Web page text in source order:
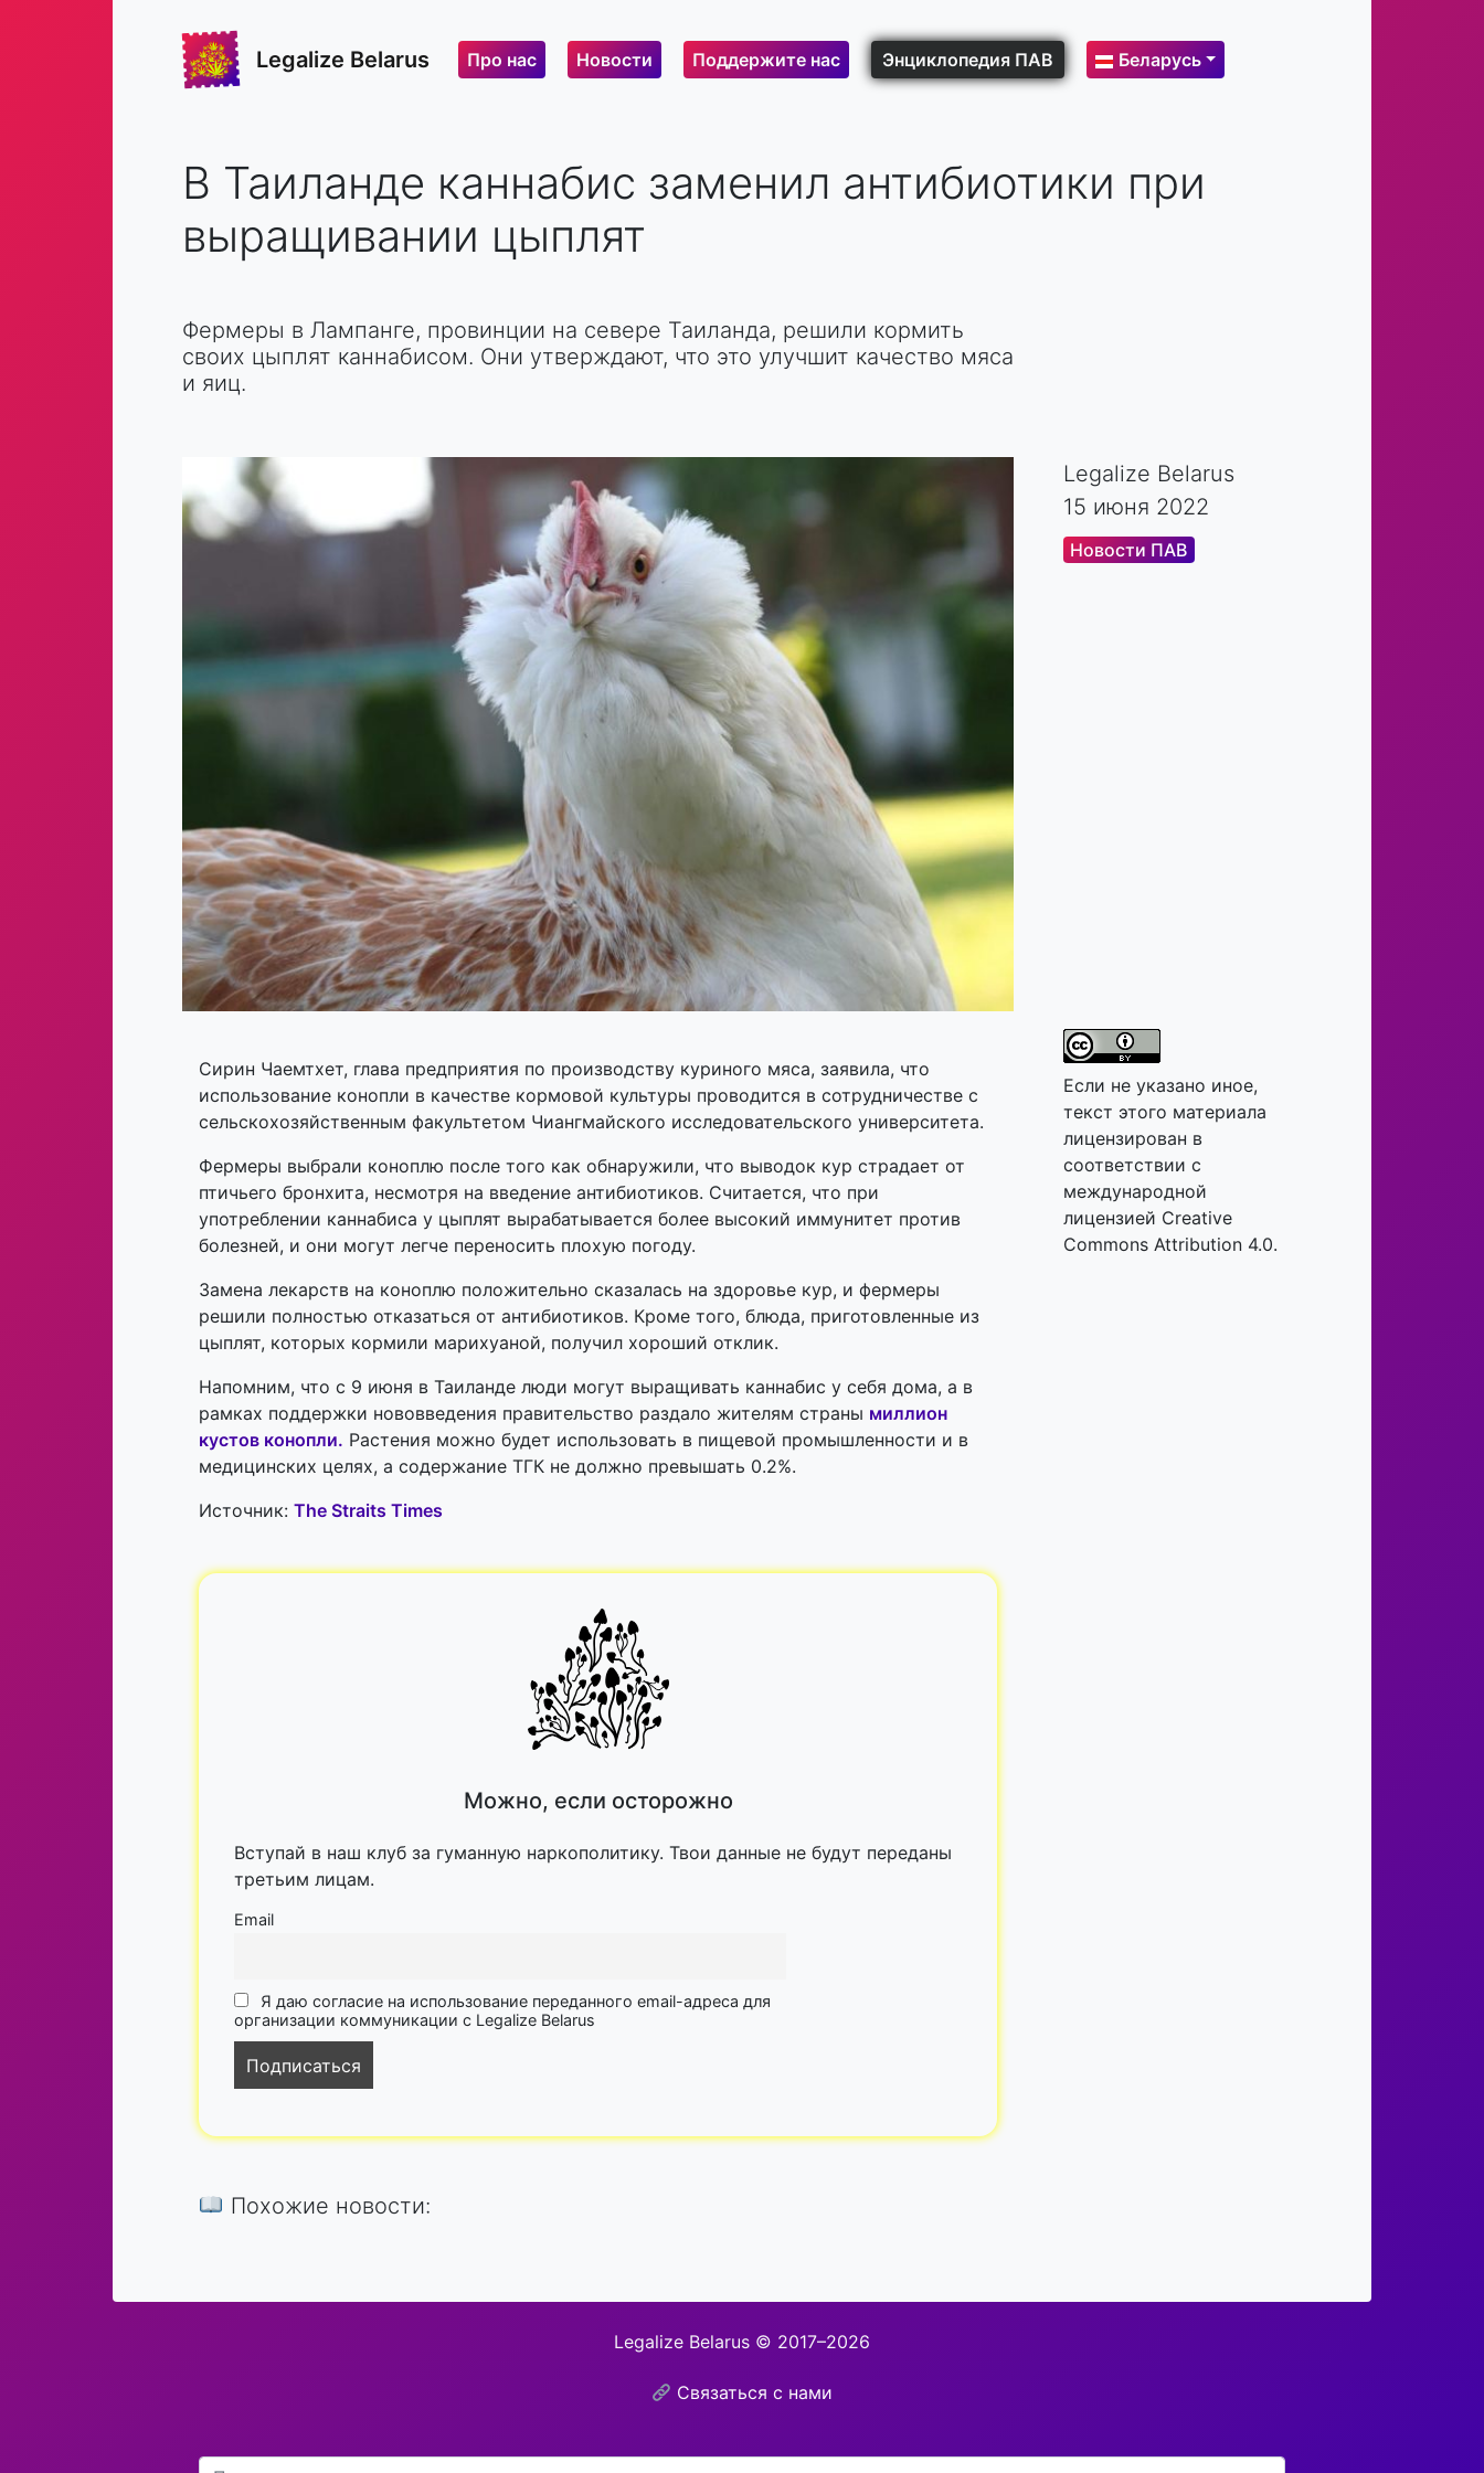
Legalize Belarus Про нас Новости Поддержите нас Энциклопедия ПАВ Беларусь
В Таиланде каннабис заменил антибиотики при
выращивании цыплят
Фермеры в Лампанге, провинции на севере Таиланда, решили кормить
своих цыплят каннабисом. Они утверждают, что это улучшит качество мяса
и яиц.
Legalize Belarus
15 июня 2022
Новости ПАВ
Сирин Чаемтхет, глава предприятия по производству куриного мяса, заявила, что
использование конопли в качестве кормовой культуры проводится в сотрудничестве с
сельскохозяйственным факультетом Чиангмайского исследовательского университета.
Фермеры выбрали коноплю после того как обнаружили, что выводок кур страдает от
птичьего бронхита, несмотря на введение антибиотиков. Считается, что при
употреблении каннабиса у цыплят вырабатывается более высокий иммунитет против
болезней, и они могут легче переносить плохую погоду.
Замена лекарств на коноплю положительно сказалась на здоровье кур, и фермеры
решили полностью отказаться от антибиотиков. Кроме того, блюда, приготовленные из
цыплят, которых кормили марихуаной, получил хороший отклик.
Напомним, что с 9 июня в Таиланде люди могут выращивать каннабис у себя дома, а в
рамках поддержки нововведения правительство раздало жителям страны миллион
кустов конопли. Растения можно будет использовать в пищевой промышленности и в
медицинских целях, а содержание ТГК не должно превышать 0.2%.
Источник: The Straits Times
Можно, если осторожно
Вступай в наш клуб за гуманную наркополитику. Твои данные не будут переданы
третьим лицам.
Email
Я даю согласие на использование переданного email-адреса для
организации коммуникации с Legalize Belarus
Похожие новости:
Если не указано иное,
текст этого материала
лицензирован в
соответствии с
международной
лицензией Creative
Commons Attribution 4.0.
Legalize Belarus © 2017–2026
Связаться с нами